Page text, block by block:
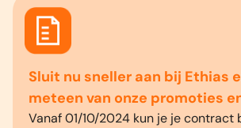
Sluit nu sneller aan bij Ethias
meteen van onze promoties
Vanaf 01/10/2024 kun je je contract